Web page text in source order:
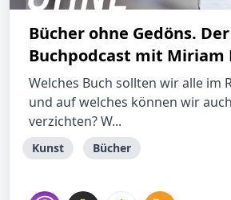
Bücher ohne Gedöns. Der
Buchpodcast mit Miriam
Welches Buch sollten wir alle im
und auf welches können wir
verzichten? W...
Kunst Bücher